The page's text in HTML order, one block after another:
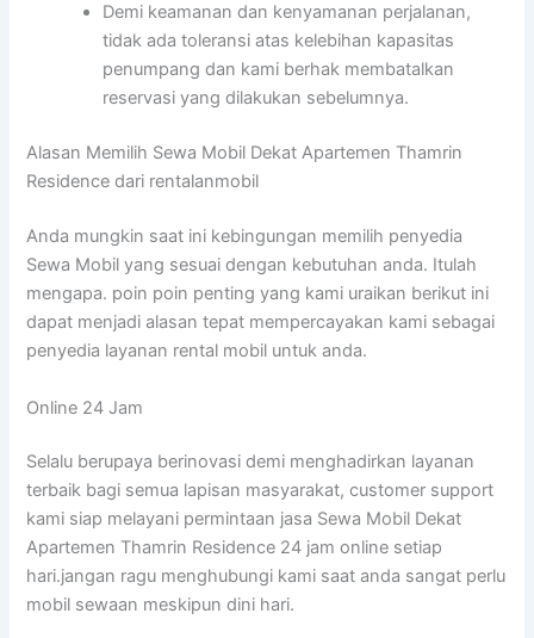
Demi keamanan dan kenyamanan perjalanan,
tidak ada toleransi atas kelebihan kapasitas
penumpang dan kami berhak membatalkan
reservasi yang dilakukan sebelumnya.
Alasan Memilih Sewa Mobil Dekat Apartemen Thamrin
Residence dari rentalanmobil
Anda mungkin saat ini kebingungan memilih penyedia
Sewa Mobil yang sesuai dengan kebutuhan anda. Itulah
mengapa. poin poin penting yang kami uraikan berikut ini
dapat menjadi alasan tepat mempercayakan kami sebagai
penyedia layanan rental mobil untuk anda.
Online 24 Jam
Selalu berupaya berinovasi demi menghadirkan layanan
terbaik bagi semua lapisan masyarakat, customer support
kami siap melayani permintaan jasa Sewa Mobil Dekat
Apartemen Thamrin Residence 24 jam online setiap
hari.jangan ragu menghubungi kami saat anda sangat perlu
mobil sewaan meskipun dini hari.